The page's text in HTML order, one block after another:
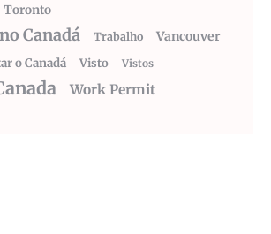
Toronto
Canadá Trabalho Vancouver
o Canadá Visto Vistos
Work Permit